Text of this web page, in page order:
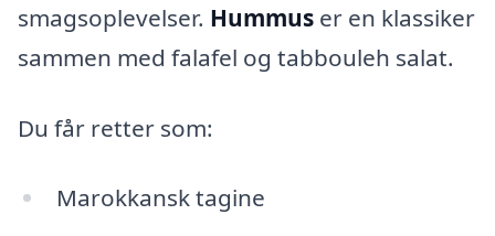
smagsoplevelser. Hummus er en klassiker
sammen med falafel og tabbouleh salat.
Du får retter som:
Marokkansk tagine